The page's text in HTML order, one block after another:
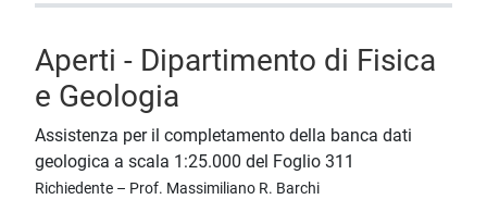
Aperti - Dipartimento di Fisica
e Geologia
Assistenza per il completamento della banca dati
geologica a scala 1:25.000 del Foglio 311
Richiedente – Prof. Massimiliano R. Barchi